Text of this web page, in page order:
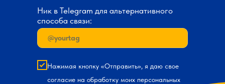
Ник в Telegram для альтернативного
способа связи:
Нажимая кнопку «Отправить», я даю свое
согласие на обработку моих персональных